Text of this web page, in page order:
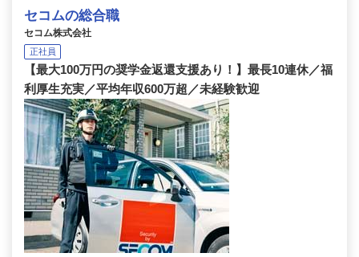
セコムの総合職
セコム株式会社
正社員
【最大100万円の奨学金返還支援あり！】最長10連休／福
利厚生充実／平均年収600万超／未経験歓迎